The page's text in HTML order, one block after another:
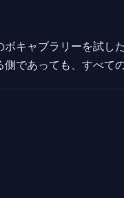
キャブラリーを試し
であっても、すべて